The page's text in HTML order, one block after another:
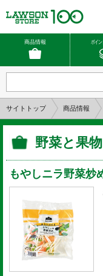
商品情報 ポイン
サイトトップ 商品情報
野菜と果物
もやしニラ野菜炒